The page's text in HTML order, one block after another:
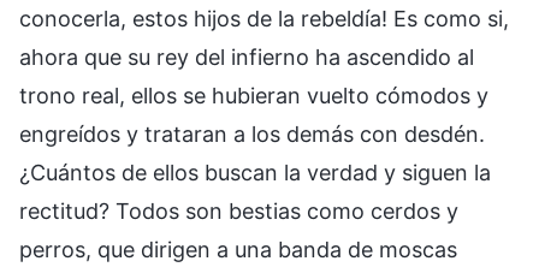
conocerla, estos hijos de la rebeldía! Es como si,
ahora que su rey del infierno ha ascendido al
trono real, ellos se hubieran vuelto cómodos y
engreídos y trataran a los demás con desdén.
¿Cuántos de ellos buscan la verdad y siguen la
rectitud? Todos son bestias como cerdos y
perros, que dirigen a una banda de moscas